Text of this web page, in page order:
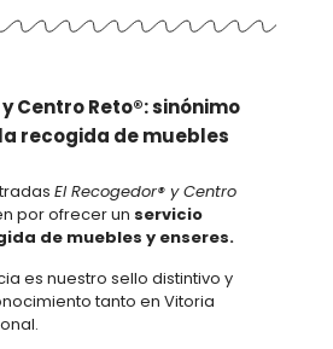
Centro Reto®: sinónimo
recogida de muebles
El Recogedor® y Centro
por ofrecer un servicio
de muebles y enseres.
es nuestro sello distintivo y
tanto en Vitoria